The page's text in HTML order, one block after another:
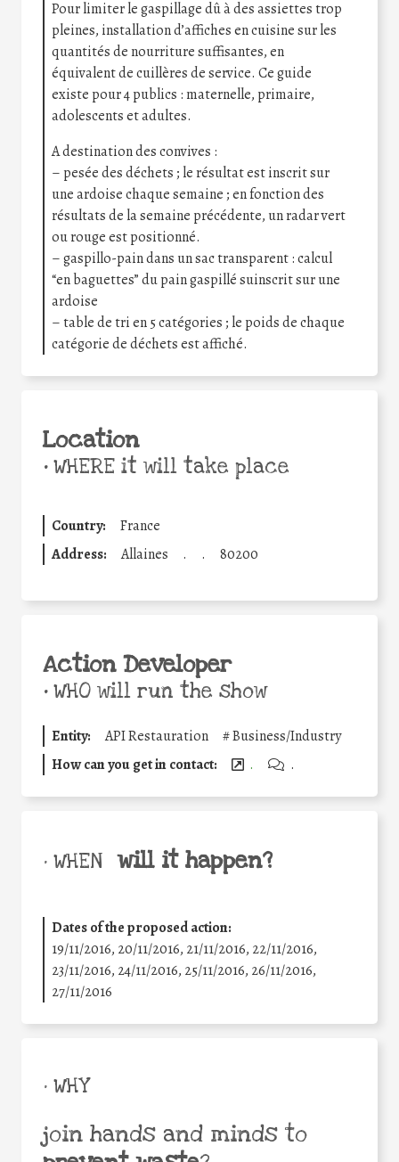
Pour limiter le gaspillage dû à des assiettes trop
pleines, installation d’affiches en cuisine sur les
quantités de nourriture suffisantes, en
équivalent de cuillères de service. Ce guide
existe pour 4 publics : maternelle, primaire,
adolescents et adultes.
A destination des convives :
– pesée des déchets ; le résultat est inscrit sur
une ardoise chaque semaine ; en fonction des
résultats de la semaine précédente, un radar vert
ou rouge est positionné.
– gaspillo-pain dans un sac transparent : calcul
“en baguettes” du pain gaspillé suinscrit sur une
ardoise
– table de tri en 5 catégories ; le poids de chaque
catégorie de déchets est affiché.
Location
•WHERE it will take place
Country:
France
Address:
Allaines . . 80200
Action Developer
•WHO will run the show
Entity: API Restauration #Business/Industry
How can you get in contact:
. .
• WHEN will it happen?
Dates of the proposed action:
19/11/2016, 20/11/2016, 21/11/2016, 22/11/2016,
23/11/2016, 24/11/2016, 25/11/2016, 26/11/2016,
27/11/2016
• WHY
join hands and minds to